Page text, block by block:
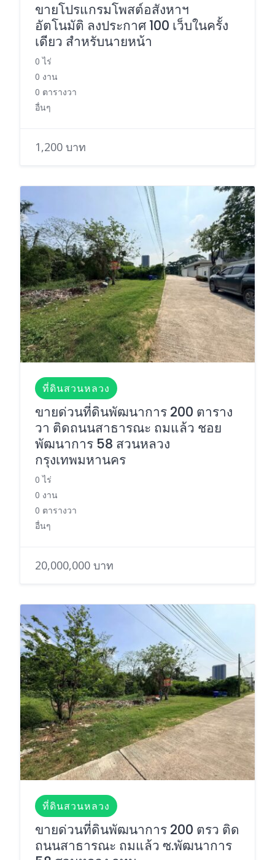
ขายโปรแกรมโพสต์อสังหาฯ
อัตโนมัติ ลงประกาศ 100 เว็บในครั้ง
เดียว สำหรับนายหน้า
0 ไร่
0 งาน
0 ตารางวา
อื่นๆ
1,200 บาท
ที่ดินสวนหลวง
ขายด่วนที่ดินพัฒนาการ 200 ตาราง
วา ติดถนนสาธารณะ ถมแล้ว ชอย
พัฒนาการ 58 สวนหลวง
กรุงเทพมหานคร
0 ไร่
0 งาน
0 ตารางวา
อื่นๆ
20,000,000 บาท
ที่ดินสวนหลวง
ขายด่วนที่ดินพัฒนาการ 200 ตรว ติด
ถนนสาธารณะ ถมแล้ว ซ.พัฒนาการ